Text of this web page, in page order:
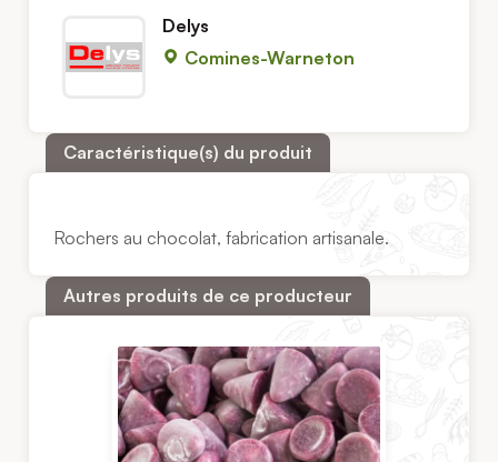
Delys
Comines-Warneton
Caractéristique(s) du produit
Rochers au chocolat, fabrication artisanale.
Autres produits de ce producteur